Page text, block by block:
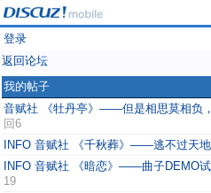
登录
返回论坛
我的帖子
音赋社 《牡丹亭》——但是相思莫相负
回6
INFO 音赋社 《千秋葬》——逃不过天
INFO 音赋社 《暗恋》——曲子DEMO
19